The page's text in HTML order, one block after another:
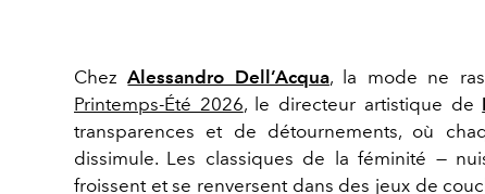
ChezAlessandro Dell’Acqua, la mode ne
Printemps-Été 2026, le directeur artistique de
transparences et de détournements, où
dissimule. Les classiques de la féminité —
froissent et se renversent dans des jeux de